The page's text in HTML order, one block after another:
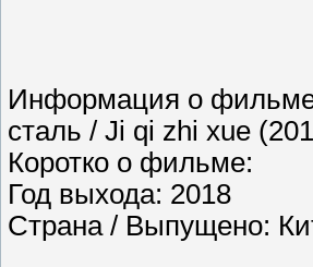
Информация о
сталь / Ji qi zhi xue
Коротко о фильме:
Год выхода: 2018
Страна / Выпущено: